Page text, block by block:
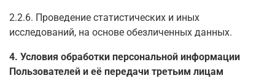
2.2.6. Проведение статистических и иных
исследований, на основе обезличенных данных.
4. Условия обработки персональной информации
Пользователей и её передачи третьим лицам